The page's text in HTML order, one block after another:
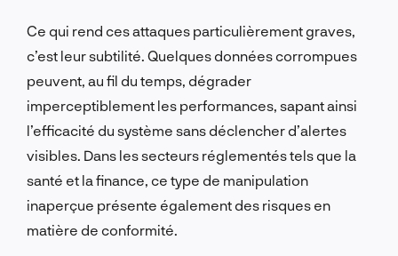
Ce qui rend ces attaques particulièrement graves,
c’est leur subtilité. Quelques données corrompues
peuvent, au fil du temps, dégrader
imperceptiblement les performances, sapant ainsi
l’efficacité du système sans déclencher d’alertes
visibles. Dans les secteurs réglementés tels que la
santé et la finance, ce type de manipulation
inaperçue présente également des risques en
matière de conformité.